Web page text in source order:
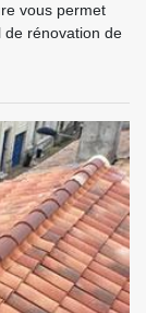
vous permet
de rénovation de